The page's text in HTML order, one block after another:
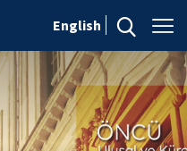
English